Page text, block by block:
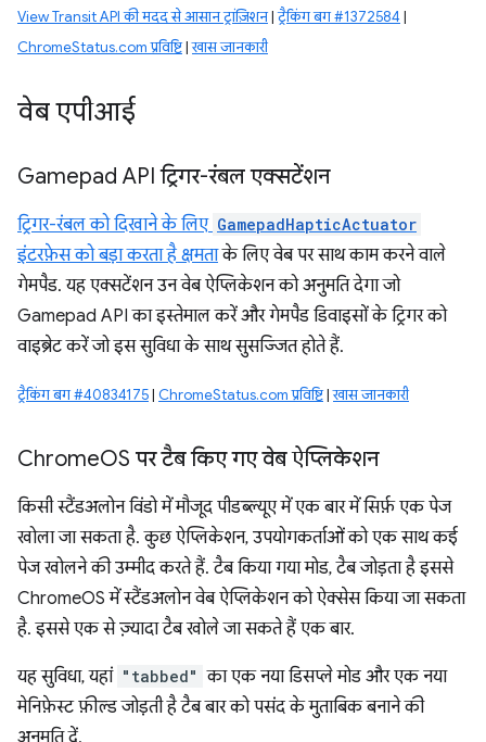
View Transit API की मदद से आसान ट्रांज़िशन|ट्रैकिंग बग #1372584 |
ChromeStatus.com प्रविष्टि|खास जानकारी
वेब एपीआई
Gamepad API ट्रिगर-रंबल एक्सटेंशन
ट्रिगर-रंबल को दिखाने के लिए GamepadHapticActuator
इंटरफ़ेस को बड़ा करता है क्षमताके लिए वेब पर साथ काम करने वाले
गेमपैड. यह एक्सटेंशन उन वेब ऐप्लिकेशन को अनुमति देगा जो
Gamepad API का इस्तेमाल करें और गेमपैड डिवाइसों के ट्रिगर को
वाइब्रेट करें जो इस सुविधा के साथ सुसज्जित होते हैं.
ट्रैकिंग बग #40834175| ChromeStatus.com प्रविष्टि|खास जानकारी
ChromeOS पर टैब किए गए वेब ऐप्लिकेशन
किसी स्टैंडअलोन विंडो में मौजूद पीडब्ल्यूए में एक बार में सिर्फ़ एक पेज
खोला जा सकता है. कुछ ऐप्लिकेशन, उपयोगकर्ताओं को एक साथ कई
पेज खोलने की उम्मीद करते हैं. टैब किया गया मोड, टैब जोड़ता है इससे
ChromeOS में स्टैंडअलोन वेब ऐप्लिकेशन को ऐक्सेस किया जा सकता
है. इससे एक से ज़्यादा टैब खोले जा सकते हैं एक बार.
यह सुविधा, यहां "tabbed" का एक नया डिसप्ले मोड और एक नया
मेनिफ़ेस्ट फ़ील्ड जोड़ती है टैब बार को पसंद के मुताबिक बनाने की
अनुमति दें.